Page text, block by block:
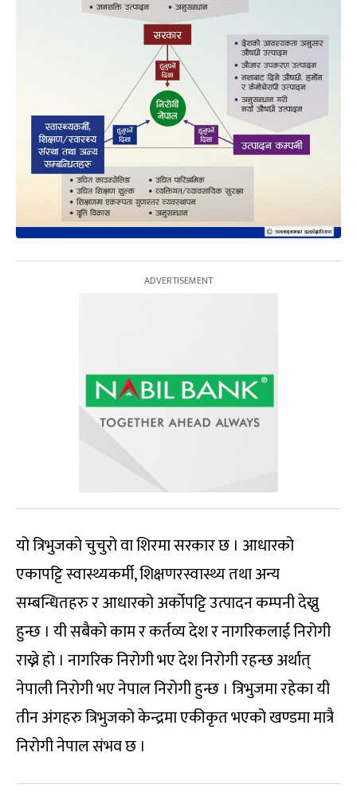
यो त्रिभुजको चुचुरो वा शिरमा सरकार छ । आधारको
एकापट्टि स्वास्थ्यकर्मी, शिक्षणरस्वास्थ्य तथा अन्य
सम्बन्धितहरु र आधारको अर्कोपट्टि उत्पादन कम्पनी देख्नु
हुन्छ । यी सबैको काम र कर्तव्य देश र नागरिकलाई निरोगी
राख्ने हो । नागरिक निरोगी भए देश निरोगी रहन्छ अर्थात्
नेपाली निरोगी भए नेपाल निरोगी हुन्छ । त्रिभुजमा रहेका यी
तीन अंगहरु त्रिभुजको केन्द्रमा एकीकृत भएको खण्डमा मात्रै
निरोगी नेपाल संभव छ ।